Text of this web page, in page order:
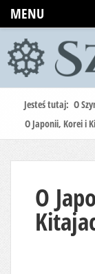
MENU
Jesteś tutaj: O
O Japonii, Korei i
O